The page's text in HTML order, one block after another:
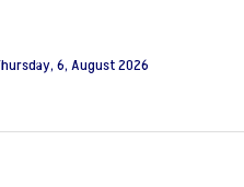
6, August 2026